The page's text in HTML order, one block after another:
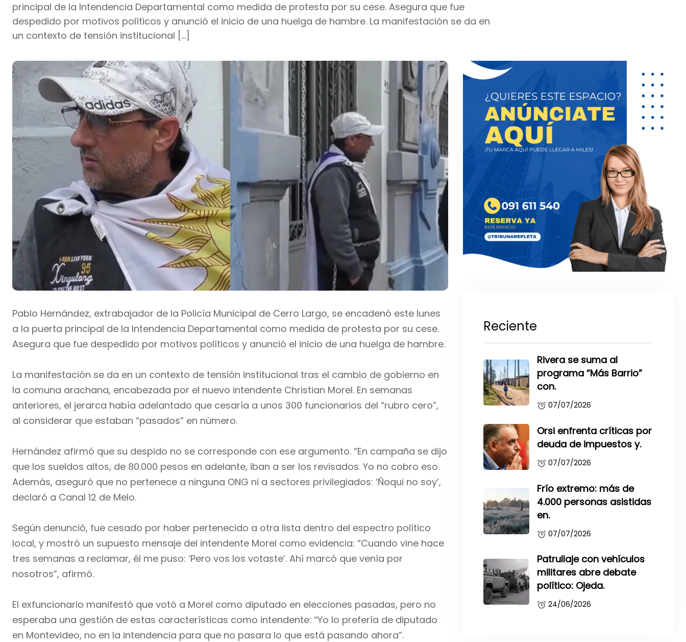
principal de la Intendencia Departamental como medida de protesta por su cese. Asegura que fue
despedido por motivos políticos y anunció el inicio de una huelga de hambre. La manifestación se da en
un contexto de tensión institucional […]
Pablo Hernández, extrabajador de la Policía Municipal de Cerro Largo, se encadenó este lunes
a la puerta principal de la Intendencia Departamental como medida de protesta por su cese.
Asegura que fue despedido por motivos políticos y anunció el inicio de una huelga de hambre.
La manifestación se da en un contexto de tensión institucional tras el cambio de gobierno en
la comuna arachana, encabezada por el nuevo intendente Christian Morel. En semanas
anteriores, el jerarca había adelantado que cesaría a unos 300 funcionarios del “rubro cero”,
al considerar que estaban “pasados” en número.
Hernández afirmó que su despido no se corresponde con ese argumento. “En campaña se dijo
que los sueldos altos, de 80.000 pesos en adelante, iban a ser los revisados. Yo no cobro eso.
Además, aseguró que no pertenece a ninguna ONG ni a sectores privilegiados: ‘Ñoqui no soy’,
declaró a Canal 12 de Melo.
Según denunció, fue cesado por haber pertenecido a otra lista dentro del espectro político
local, y mostró un supuesto mensaje del intendente Morel como evidencia: “Cuando vine hace
tres semanas a reclamar, él me puso: ‘Pero vos los votaste’. Ahí marcó que venía por
nosotros”, afirmó.
El exfuncionario manifestó que votó a Morel como diputado en elecciones pasadas, pero no
esperaba una gestión de estas características como intendente: “Yo lo prefería de diputado
en Montevideo, no en la intendencia para que no pasara lo que está pasando ahora”.
Reciente
Rivera se suma al
programa “Más Barrio”
con.
07/07/2026
Orsi enfrenta críticas por
deuda de impuestos y.
07/07/2026
Frío extremo: más de
4.000 personas asistidas
en.
07/07/2026
Patrullaje con vehículos
militares abre debate
político: Ojeda.
24/06/2026